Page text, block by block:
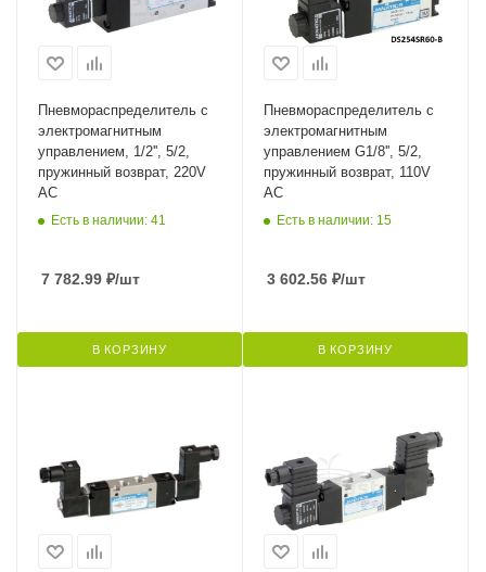
Пневмораспределитель с
электромагнитным
управлением, 1/2'', 5/2,
пружинный возврат, 220V
AC
Есть в наличии: 41
7 782.99 ₽/шт
В КОРЗИНУ
Пневмораспределитель с
электромагнитным
управлением G1/8'', 5/2,
пружинный возврат, 110V
AC
Есть в наличии: 15
3 602.56 ₽/шт
В КОРЗИНУ